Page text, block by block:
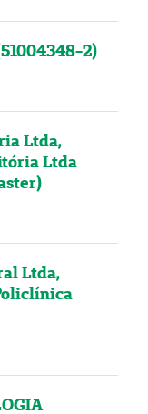
2)
Ltda,
Ltda
Ltda,